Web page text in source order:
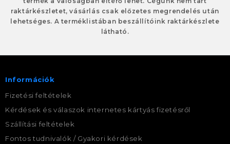
raktárkészletet, vásárlás csak előzetes megrendelés után
lehetséges. A terméklistában beszállítóink raktárkészlete
látható.
Információk
Fizetési feltételek
Kérdések és válaszok internetes kártyás fizetésről
Szállítási feltételek
Fontos tudnivalók / Gyakori kérdések